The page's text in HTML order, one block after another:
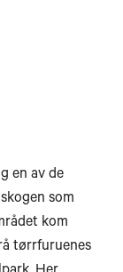
en av de
som
kom
tørrfuruenes